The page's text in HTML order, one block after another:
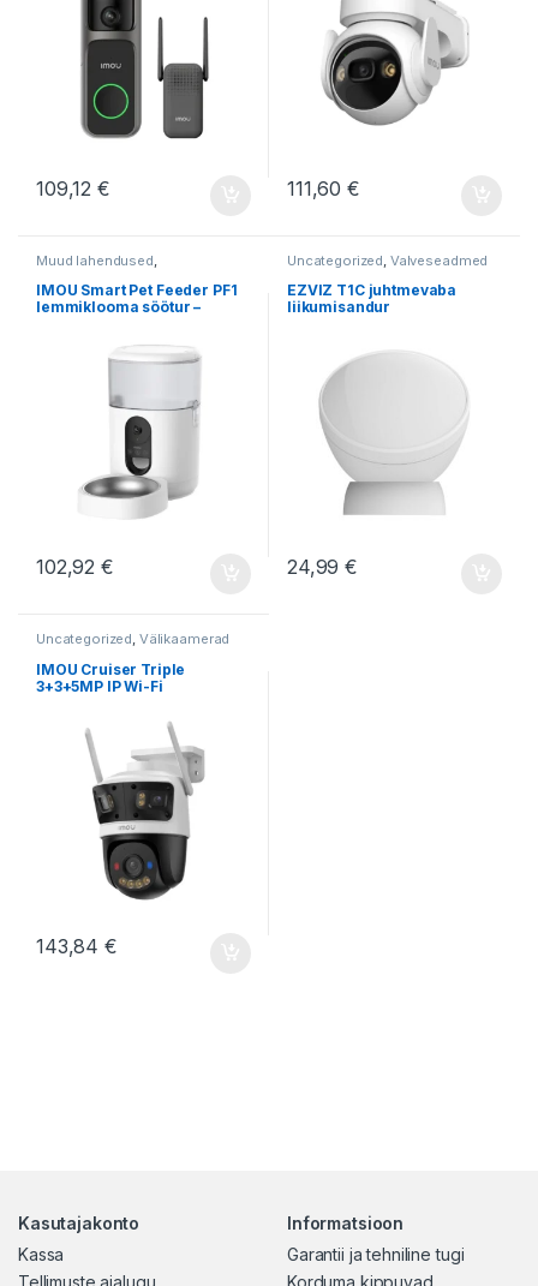
109,12€ 111,60€
Muud lahendused
IMOU Smart Pet Feeder PF1
lemmiklooma söötur –
102,92€
Uncategorized Valveseadmed
EZVIZ T1C juhtmevaba
liikumisandur
24,99€
Uncategorized, Välikaamerad
IMOU Cruiser Triple
3+3+5MP IP Wi-Fi
143,84€
Kasutajakonto
Kassa
Tellimuste ajalugu
Informatsioon
Garantii ja tehniline tugi
Korduma kippuvad